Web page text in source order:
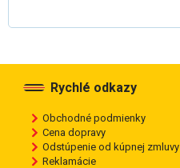
Rychlé odkazy
Obchodné podmienky
Cena dopravy
Odstúpenie od kúpnej zmluvy
Reklamácie